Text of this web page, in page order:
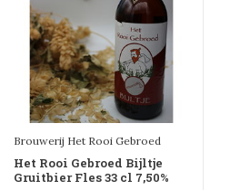
Brouwerij Het Rooi Gebroed
Het Rooi Gebroed Bijltje
Gruitbier Fles 33 cl 7,50%